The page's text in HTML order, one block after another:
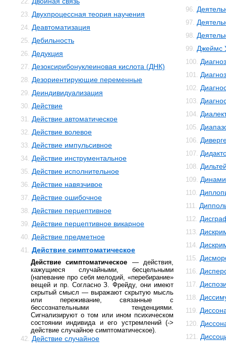
23. Двухпроцессная теория научения
24. Деавтоматизация
25. Дебильность
26. Дедукция
27. Дезоксирибонуклеиновая кислота (ДНК)
28. Дезориентирующие переменные
29. Деиндивидуализация
30. Действие
31. Действие автоматическое
32. Действие волевое
33. Действие импульсивное
34. Действие инструментальное
35. Действие исполнительное
36. Действие навязчивое
37. Действие ошибочное
38. Действие перцептивное
39. Действие перцептивное викарное
40. Действие предметное
41. Действие симптоматическое
Действие симптоматическое — действия,
кажущиеся случайными, бесцельными
(напевание про себя мелодий, «перебирание»
вещей и пр. Согласно З. Фрейду, они имеют
скрытый смысл — выражают скрытую мысль
или переживание, связанные с
бессознательными тенденциями.
Сигнализируют о том или ином психическом
состоянии индивида и его устремлений (->
действие случайное симптоматическое).
42. Действие случайное
96.
97.
98.
99. Джеймс
100. Диагноз
101.
102.
103.
104.
105.
106.
107.
108.
109.
110.
111.
112.
113.
114.
115.
116.
117.
118.
119.
120.
121.